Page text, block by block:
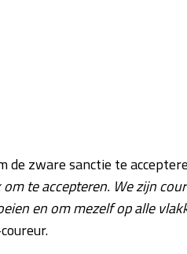
zware sanctie te
te accepteren. We zijn
en om mezelf op alle